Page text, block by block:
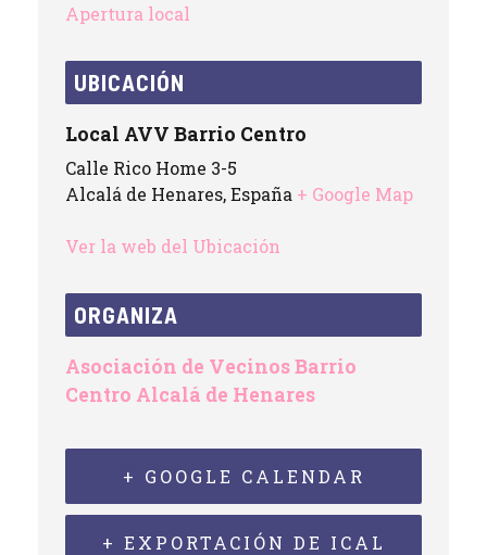
Apertura local
UBICACIÓN
Local AVV Barrio Centro
Calle Rico Home 3-5
Alcalá de Henares,España + Google Map
Ver la web del Ubicación
ORGANIZA
Asociación de Vecinos Barrio
Centro Alcalá de Henares
+ GOOGLE CALENDAR
+ EXPORTACIÓN DE ICAL